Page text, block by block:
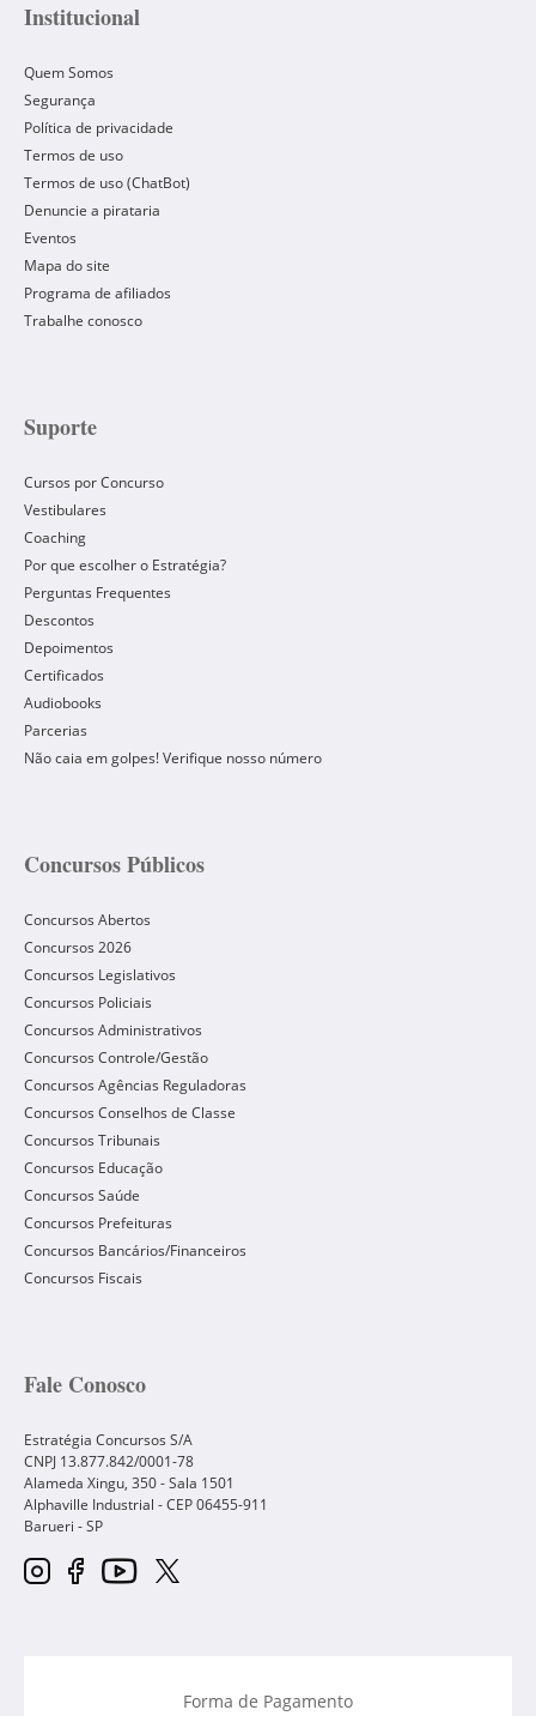
Institucional
Quem Somos
Segurança
Política de privacidade
Termos de uso
Termos de uso (ChatBot)
Denuncie a pirataria
Eventos
Mapa do site
Programa de afiliados
Trabalhe conosco
Suporte
Cursos por Concurso
Vestibulares
Coaching
Por que escolher o Estratégia?
Perguntas Frequentes
Descontos
Depoimentos
Certificados
Audiobooks
Parcerias
Não caia em golpes! Verifique nosso número
Concursos Públicos
Concursos Abertos
Concursos 2026
Concursos Legislativos
Concursos Policiais
Concursos Administrativos
Concursos Controle/Gestão
Concursos Agências Reguladoras
Concursos Conselhos de Classe
Concursos Tribunais
Concursos Educação
Concursos Saúde
Concursos Prefeituras
Concursos Bancários/Financeiros
Concursos Fiscais
Fale Conosco
Estratégia Concursos S/A
CNPJ 13.877.842/0001-78
Alameda Xingu, 350 - Sala 1501
Alphaville Industrial - CEP06455-911
Barueri -SP
Forma de Pagamento